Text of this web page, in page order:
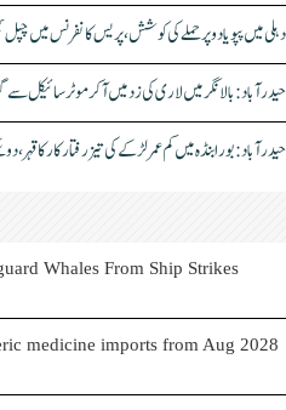
دہلی میں پپو یادو پر حملے کی کوشش، پریس کانفرنس میں چپل
حیدرآباد: بالا نگر میں لاری کی زد میں آکر موٹرسائیکل سے گرنے سے 4
حیدرآباد: بورابنڈہ میں کم عمر لڑکے کی تیز رفتار کار کا قہر،
Whales From Ship Strikes
medicine imports from Aug 2028